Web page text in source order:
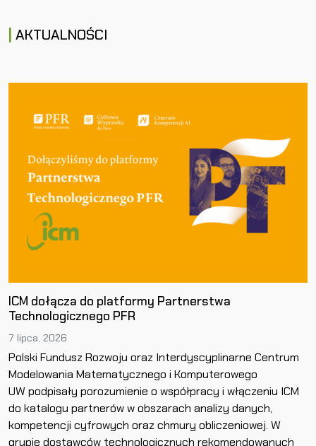
AKTUALNOŚCI
ICM dołącza do platformy Partnerstwa
Technologicznego PFR
7 lipca, 2026
Polski Fundusz Rozwoju oraz Interdyscyplinarne Centrum
Modelowania Matematycznego i Komputerowego
UW podpisały porozumienie o współpracy i włączeniu ICM
do katalogu partnerów w obszarach analizy danych,
kompetencji cyfrowych oraz chmury obliczeniowej. W
grupie dostawców technologicznych rekomendowanych